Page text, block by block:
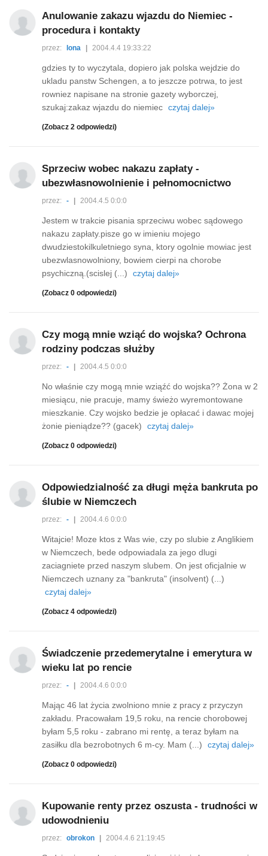
Anulowanie zakazu wjazdu do Niemiec -
procedura i kontakty
przez: lona 2004.4.4 19:33:22
gdzies ty to wyczytala, dopiero jak polska wejdzie do
ukladu panstw Schengen, a to jeszcze potrwa, to jest
rowniez napisane na stronie gazety wyborczej,
szukaj:zakaz wjazdu do niemiec czytaj dalej»
(Zobacz 2 odpowiedzi)
Sprzeciw wobec nakazu zapłaty -
ubezwłasnowolnienie i pełnomocnictwo
przez: - 2004.4.5 0:0:0
Jestem w trakcie pisania sprzeciwu wobec sądowego
nakazu zapłaty.pisze go w imieniu mojego
dwudziestokilkuletniego syna, ktory ogolnie mowiac jest
ubezwlasnowolniony, bowiem cierpi na chorobe
psychiczną.(scislej (...)
czytaj dalej»
(Zobacz 0 odpowiedzi)
Czy mogą mnie wziąć do wojska? Ochrona
rodziny podczas służby
przez: - 2004.4.5 0:0:0
No właśnie czy mogą mnie wziąźć do wojska?? Żona w 2
miesiącu, nie pracuje, mamy świeżo wyremontowane
mieszkanie. Czy wojsko bedzie je opłacać i dawac mojej
żonie pieniądze?? (gacek)
czytaj dalej»
(Zobacz 0 odpowiedzi)
Odpowiedzialność za długi męża bankruta po
ślubie w Niemczech
przez: - 2004.4.6 0:0:0
Witajcie! Moze ktos z Was wie, czy po slubie z Anglikiem
w Niemczech, bede odpowiadala za jego dlugi
zaciagniete przed naszym slubem. On jest oficjalnie w
Niemczech uznany za "bankruta" (insolvent) (...)
czytaj dalej»
(Zobacz 4 odpowiedzi)
Świadczenie przedemerytalne i emerytura w
wieku lat po rencie
przez: - 2004.4.6 0:0:0
Mając 46 lat życia zwolniono mnie z pracy z przyczyn
zakładu. Pracowałam 19,5 roku, na rencie chorobowej
byłam 5,5 roku - zabrano mi rentę, a teraz byłam na
zasiłku dla bezrobotnych 6 m-cy. Mam (...)
czytaj dalej»
(Zobacz 0 odpowiedzi)
Kupowanie renty przez oszusta - trudności w
udowodnieniu
przez: obrokon 2004.4.6 21:19:45